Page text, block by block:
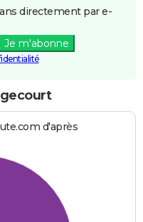
directement par e-
Je m'abonne
d'après